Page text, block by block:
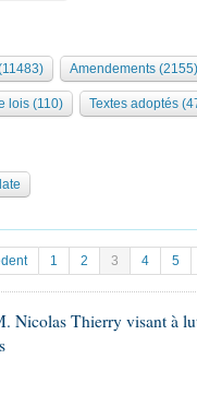
Amendements (2155)
lois (110) Textes adoptés
1 2 3 4 5
Nicolas Thierry visant à